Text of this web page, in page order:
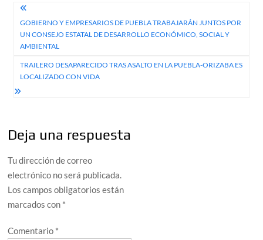
Navegación
de
entradas
GOBIERNO Y EMPRESARIOS DE PUEBLA TRABAJARÁN JUNTOS POR
UN CONSEJO ESTATAL DE DESARROLLO ECONÓMICO, SOCIAL Y
AMBIENTAL
TRAILERO DESAPARECIDO TRAS ASALTO EN LA PUEBLA-ORIZABA ES
LOCALIZADO CON VIDA
Deja una respuesta
Tu dirección de correo
electrónico no será publicada.
Los campos obligatorios están
marcados con *
Comentario *